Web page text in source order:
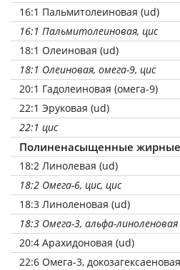
16:1 Пальмитолеиновая (ud)
16:1 Пальмитолеиновая, цис
18:1 Олеиновая (ud)
18:1 Олеиновая, омега-9, цис
20:1 Гадолеиновая (омега-9)
22:1 Эруковая (ud)
22:1 цис
Полиненасыщенные жирные
18:2 Линолевая (ud)
18:2 Омега-6, цис, цис
18:3 Линоленовая (ud)
18:3 Омега-3, альфа-линоленовая
20:4 Арахидоновая (ud)
22:6 Омега-3,